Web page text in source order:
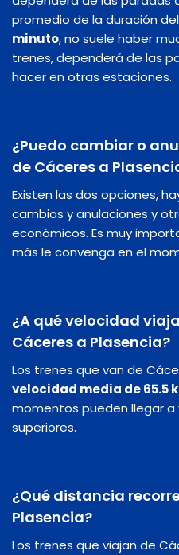
promedio de la duración
minuto, no suele haber
trenes, dependerá de las
hacer en otras estaciones.
¿Puedo cambiar o
de Cáceres a
Existen las dos opciones,
cambios y anulaciones y
económicos. Es muy
más le convenga en el
¿A qué velocidad
Cáceres a Plasencia?
Los trenes que van de
velocidad media de 65.5
momentos pueden llegar
superiores.
¿Qué distancia
Plasencia?
Los trenes que viajan de